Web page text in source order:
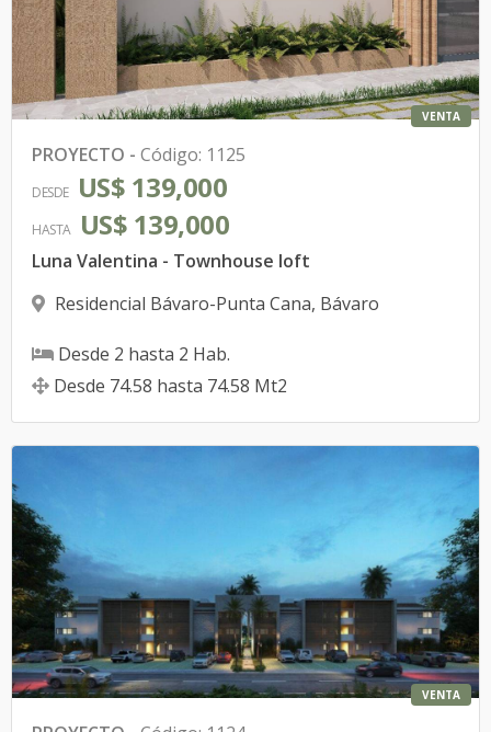
VENTA
PROYECTO - Código: 1125
DESDE US$ 139,000
HASTA US$ 139,000
Luna Valentina - Townhouse loft
Residencial Bávaro-Punta Cana, Bávaro
Desde 2 hasta 2 Hab.
Desde 74.58 hasta 74.58 Mt2
VENTA